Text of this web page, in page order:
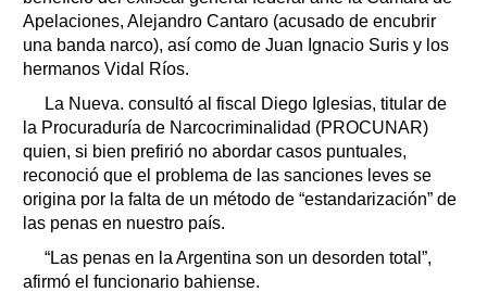
Apelaciones, Alejandro Cantaro (acusado de encubrir
una banda narco), así como de Juan Ignacio Suris y los
hermanos Vidal Ríos.
La Nueva. consultó al fiscal Diego Iglesias, titular de
la Procuraduría de Narcocriminalidad (PROCUNAR)
quien, si bien prefirió no abordar casos puntuales,
reconoció que el problema de las sanciones leves se
origina por la falta de un método de “estandarización” de
las penas en nuestro país.
“Las penas en la Argentina son un desorden total”,
afirmó el funcionario bahiense.